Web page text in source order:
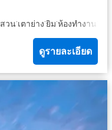
สวน·เตาย่าง·ยิม·ห้องทำงาน
ดูรายละเอียด